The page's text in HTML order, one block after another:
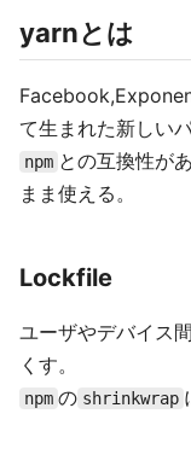
yarnとは
て生まれた新しい
npm との互換性が
まま使える。
Lockfile
ユーザやデバイス
くす。
npm の shrinkwrap